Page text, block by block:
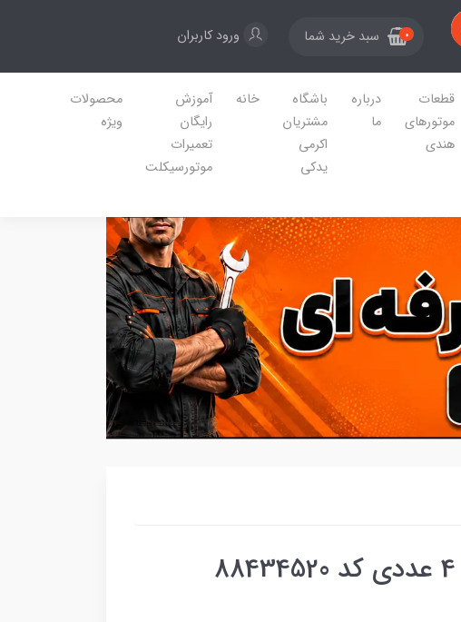
0 سبد خرید شما ورود کاربران
قطعات
موتورهای
هندی
درباره
ما
باشگاه
مشتریان
اکرمی
یدکی
خانه
آموزش
رایگان
تعمیرات
موتورسیکلت
محصولات
ویژه